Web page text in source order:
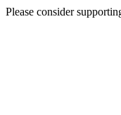
Please consider